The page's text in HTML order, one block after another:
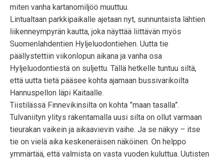
miten vanha kartanomiljöö muuttuu.
Lintualtaan parkkipaikalle ajetaan nyt, sunnuntaista lähtien
liikenneympyrän kautta, joka näyttää liittävän myös
Suomenlahdentien Hyljeluodontiehen. Uutta tie
päällystettiin viikonlopun aikana ja vanha osa
Hyljeluodontiestä on suljettu. Tällä hetkelle tuntuu siltä,
että uutta tietä pääsee kohta ajamaan bussivarikoilta
Hannuspellon läpi Kaitaalle.
Tiistilässä Finnevikinsilta on kohta ”maan tasalla”.
Tulvaniityn ylitys rakentamalla uusi silta on ollut varmaan
tieurakan vaikein ja aikaavievin vaihe. Ja se näkyy – itse
tie on vielä aika keskeneräisen näköinen. On helppo
ymmärtää, että valmista on vasta vuoden kuluttua. Uutisten